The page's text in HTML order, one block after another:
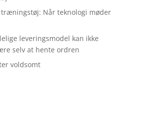
Når teknologi møder
leveringsmodel kan ikke
selv at hente ordren
voldsomt